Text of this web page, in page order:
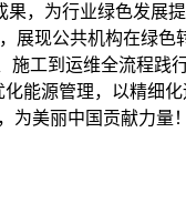
，为行业绿色发展
展现公共机构在绿
工到运维全流程践
能源管理，以精细
美丽中国贡献力量！